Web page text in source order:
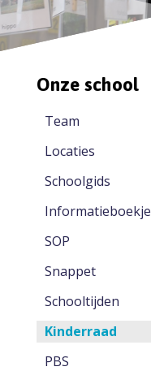
Onze school
Team
Locaties
Schoolgids
Informatieboekje
SOP
Snappet
Schooltijden
Kinderraad
PBS